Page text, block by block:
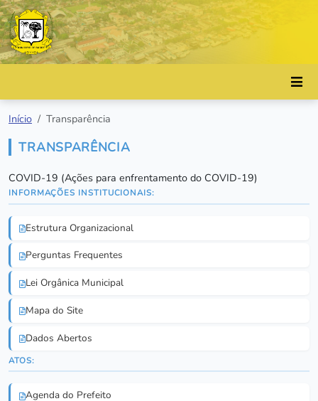
Início Transparência
TRANSPARÊNCIA
COVID-19 (Ações para enfrentamento do COVID-19)
INFORMAÇÕES INSTITUCIONAIS:
Estrutura Organizacional
Perguntas Frequentes
Lei Orgânica Municipal
Mapa do Site
Dados Abertos
ATOS:
Agenda do Prefeito